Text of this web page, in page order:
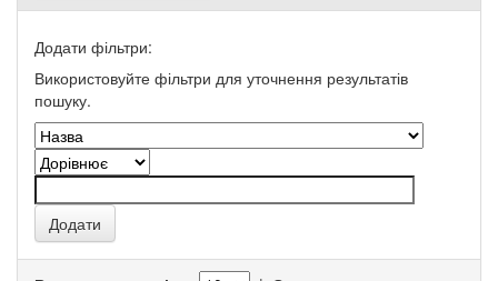
Додати фільтри:
Використовуйте фільтри для уточнення результатів
пошуку.